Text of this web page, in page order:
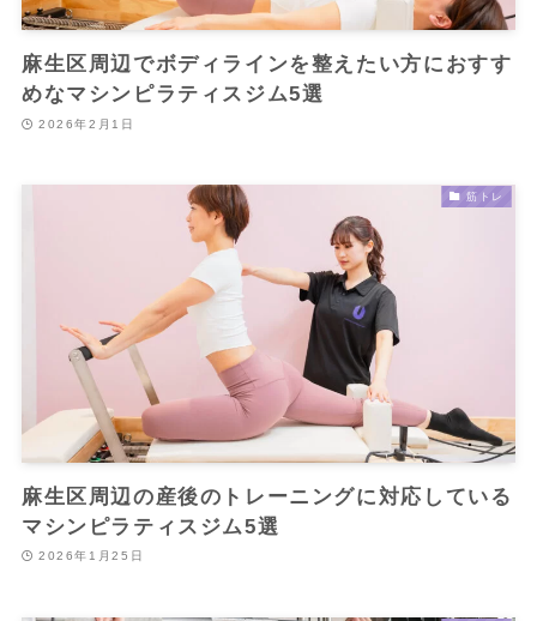
麻生区周辺でボディラインを整えたい方におすす
めなマシンピラティスジム5選
2026年2月1日
筋トレ
麻生区周辺の産後のトレーニングに対応している
マシンピラティスジム5選
2026年1月25日